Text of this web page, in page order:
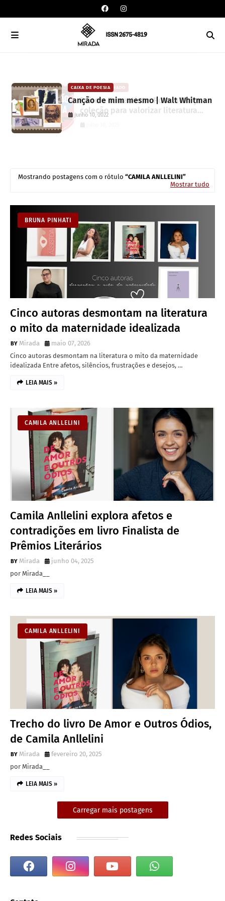
CARLOS MACHADO
Editora Toma Aí Um Poema lança
coleção para valorizar literatura
paranaense
CAIXA DE POESIA
Canção de mim mesmo | Walt Whitman
junho 10, 2022
Mostrando postagens com o rótulo
CAMILA ANLLELINI
Mostrar tudo
BRUNA PINHATI
Cinco autoras desmontam na literatura
o mito da maternidade idealizada
Mirada
maio 07, 2026
Cinco autoras desmontam na literatura o mito da maternidade
idealizada Entre afetos, silêncios, frustrações e desejos, …
LEIA MAIS »
CAMILA ANLLELINI
Camila Anllelini explora afetos e
contradições em livro Finalista de
Prêmios Literários
Mirada
junho 04, 2025
por Mirada__
LEIA MAIS »
CAMILA ANLLELINI
Trecho do livro De Amor e Outros Ódios,
de Camila Anllelini
Mirada
fevereiro 20, 2025
por Mirada__
LEIA MAIS »
Carregar mais postagens
Redes Sociais